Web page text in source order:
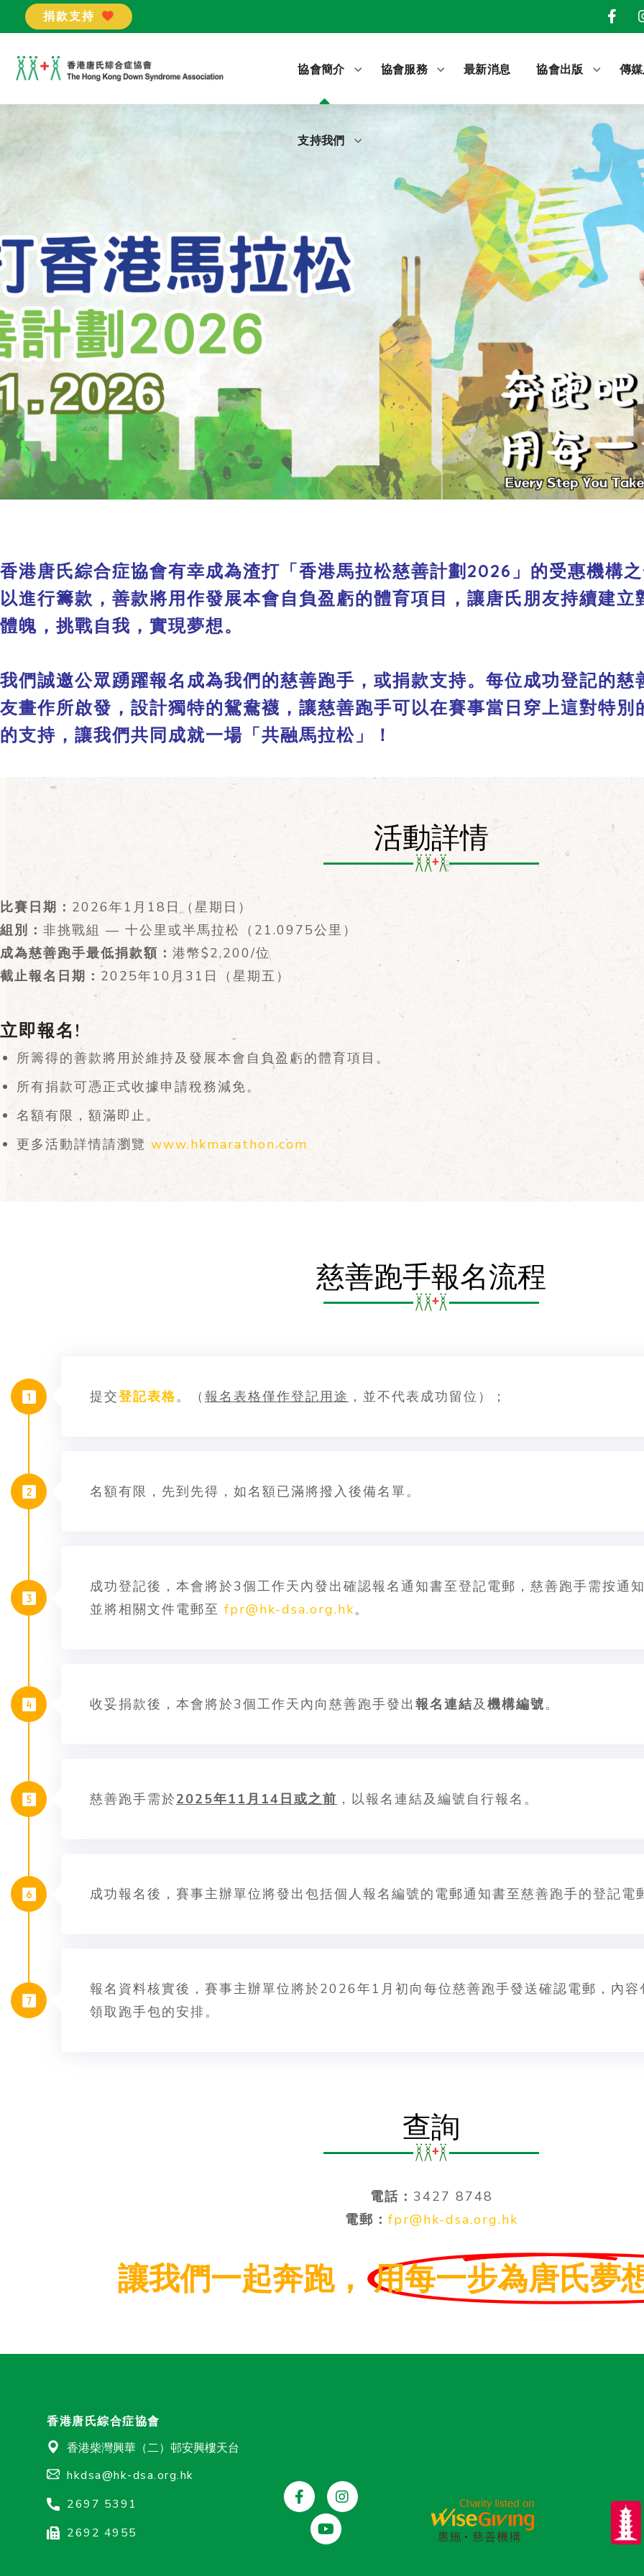
捐款支持
協會簡介 協會服務 最新消息 協會出版 傳
支持我們
支持我們
香港唐氏綜合症協會有幸成為渣打「香港馬拉松慈善計劃2026」的受惠機構
以進行籌款，善款將用作發展本會自負盈虧的體育項目，讓唐氏朋友持續建
體魄，挑戰自我，實現夢想。
我們誠邀公眾踴躍報名成為我們的慈善跑手，或捐款支持。每位成功登記的
友畫作所啟發，設計獨特的鴛鴦襪，讓慈善跑手可以在賽事當日穿上這對特
的支持，讓我們共同成就一場「共融馬拉松」！
活動詳情
比賽日期： 2026年1月18日（星期日）
組別： 非挑戰組 — 十公里或半馬拉松（21.0975公里）
成為慈善跑手最低捐款額： 港幣$2,200/位
截止報名日期： 2025年10月31日（星期五）
立即報名!
所籌得的善款將用於維持及發展本會自負盈虧的體育項目。
所有捐款可憑正式收據申請稅務減免。
名額有限，額滿即止。
更多活動詳情請瀏覽www.hkmarathon.com
慈善跑手報名流程
提交登記表格。（ 報名表格僅作登記用途 ，並不代表成功留位）；
名額有限，先到先得，如名額已滿將撥入後備名單。
成功登記後，本會將於3個工作天內發出確認報名通知書至登記電郵，慈善跑手需按通
並將相關文件電郵至 fpr@hk-dsa.org.hk。
收妥捐款後，本會將於3個工作天內向慈善跑手發出報名連結及機構編號。
慈善跑手需於2025年11月14日或之前 ，以報名連結及編號自行報名。
成功報名後，賽事主辦單位將發出包括個人報名編號的電郵通知書至慈善跑手的登記電
報名資料核實後，賽事主辦單位將於2026年1月初向每位慈善跑手發送確認電郵，內
領取跑手包的安排。
查詢
電話： 3427 8748
電郵： fpr@hk-dsa.org.hk
讓我們一起奔跑， 用每一步為唐氏夢
香港唐氏綜合症協會
香港柴灣興華（二）邨安興樓天台
hkdsa@hk-dsa.org.hk
2697 5391
2692 4955